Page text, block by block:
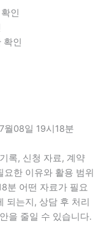
인
확인
월08일 19시18분
록, 신청 자료, 계약
한 이유와 활용 범위
분 어떤 자료가 필요
되는지, 상담 후 처리
을 줄일 수 있습니다.